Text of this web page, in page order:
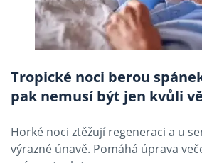
Tropické noci berou
pak nemusí být jen kvůli
Horké noci ztěžují regeneraci a u
výrazné únavě. Pomáhá úprava